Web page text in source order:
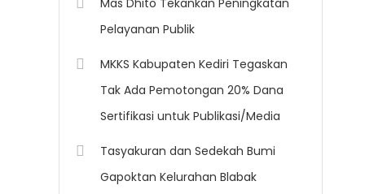
Mas Dhito Tekankan Peningkatan
Pelayanan Publik
MKKS Kabupaten Kediri Tegaskan
Tak Ada Pemotongan 20% Dana
Sertifikasi untuk Publikasi/Media
Tasyakuran dan Sedekah Bumi
Gapoktan Kelurahan Blabak